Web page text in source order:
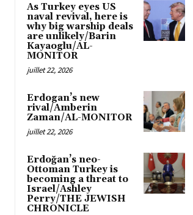
As Turkey eyes US
naval revival, here is
why big warship deals
are unlikely/Barin
Kayaoglu/AL-
MONITOR
juillet 22, 2026
Erdogan’s new
rival/Amberin
Zaman/AL-MONITOR
juillet 22, 2026
Erdoğan’s neo-
Ottoman Turkey is
becoming a threat to
Israel/Ashley
Perry/THE JEWISH
CHRONICLE